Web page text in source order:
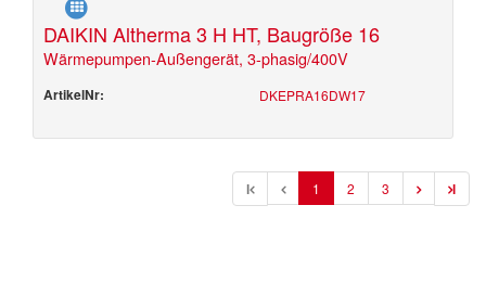
DAIKIN Altherma 3 H HT, Baugröße 16
Wärmepumpen-Außengerät, 3-phasig/400V
ArtikelNr: DKEPRA16DW17
l 1 2 3 l